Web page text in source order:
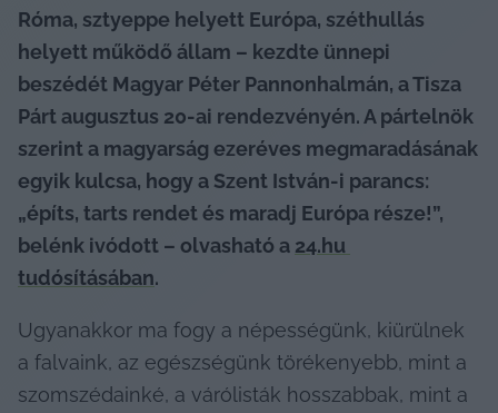
Róma, sztyeppe helyett Európa, széthullás
helyett működő állam – kezdte ünnepi
beszédét Magyar Péter Pannonhalmán, a Tisza
Párt augusztus 20-ai rendezvényén. A pártelnök
szerint a magyarság ezeréves megmaradásának
egyik kulcsa, hogy a Szent István-i parancs:
„építs, tarts rendet és maradj Európa része!”,
belénk ivódott – olvasható a 24.hu
tudósításában.
Ugyanakkor ma fogy a népességünk, kiürülnek
a falvaink, az egészségünk törékenyebb, mint a
szomszédainké, a várólisták hosszabbak, mint a